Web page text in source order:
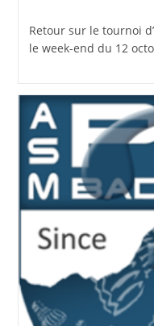
Retour sur le tournoi
le week-end du 12